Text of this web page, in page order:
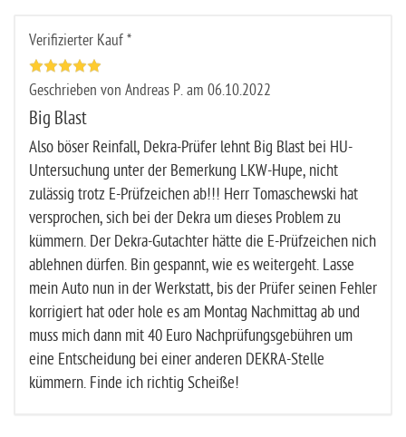
Verifizierter Kauf *
Geschrieben von Andreas P. am 06.10.2022
Big Blast
Also böser Reinfall, Dekra-Prüfer lehnt Big Blast bei HU-
Untersuchung unter der Bemerkung LKW-Hupe, nicht
zulässig trotz E-Prüfzeichen ab!!! Herr Tomaschewski hat
versprochen, sich bei der Dekra um dieses Problem zu
kümmern. Der Dekra-Gutachter hätte die E-Prüfzeichen nich
ablehnen dürfen. Bin gespannt, wie es weitergeht. Lasse
mein Auto nun in der Werkstatt, bis der Prüfer seinen Fehler
korrigiert hat oder hole es am Montag Nachmittag ab und
muss mich dann mit 40 Euro Nachprüfungsgebühren um
eine Entscheidung bei einer anderen DEKRA-Stelle
kümmern. Finde ich richtig Scheiße!